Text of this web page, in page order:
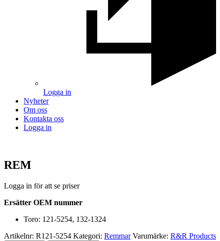
Logga in
Nyheter
Om oss
Kontakta oss
Logga in
REM
Logga in för att se priser
Ersätter OEM nummer
Toro: 121-5254, 132-1324
Artikelnr: R121-5254 Kategori: Remmar Varumärke: R&R Products